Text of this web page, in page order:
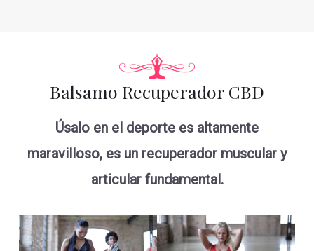
Balsamo Recuperador CBD
Úsalo en el deporte es altamente
maravilloso, es un recuperador muscular y
articular fundamental.